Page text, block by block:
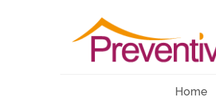
Home